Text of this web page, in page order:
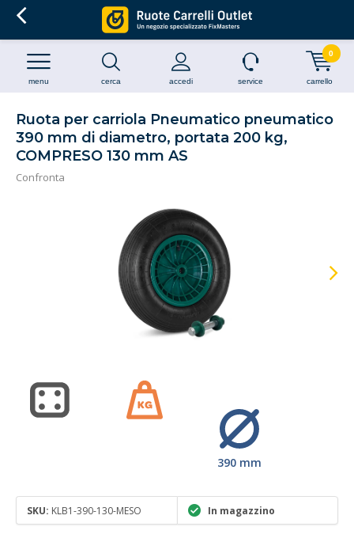
cerca accedi
menu service carrello
0
Ruota per carriola Pneumatico pneumatico
390 mm di diametro, portata 200 kg,
COMPRESO 130 mm AS
Confronta
390 mm
SKU: KLB1-390-130-MESO In magazzino